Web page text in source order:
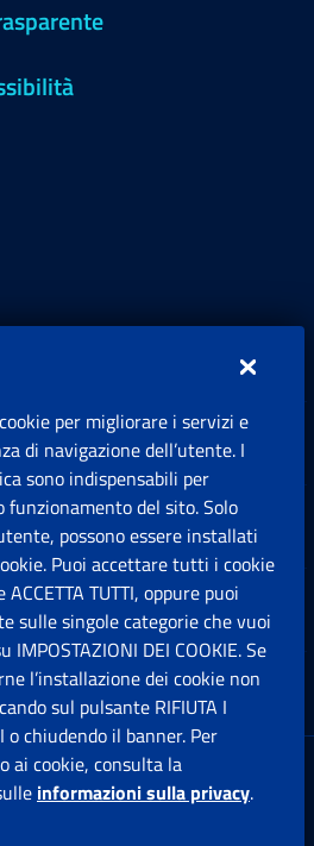
: Via Ciro il Grande, 21
per migliorare i servizi e
di navigazione dell’utente. I
sono indispensabili per
del sito. Solo
possono essere installati
Puoi accettare tutti i cookie
TUTTI, oppure puoi
sulle singole categorie che vuoi
DEI COOKIE. Se
l’installazione dei cookie non
sul pulsante RIFIUTA I
o chiudendo il banner. Per
ai cookie, consulta la
informazioni sulla privacy.